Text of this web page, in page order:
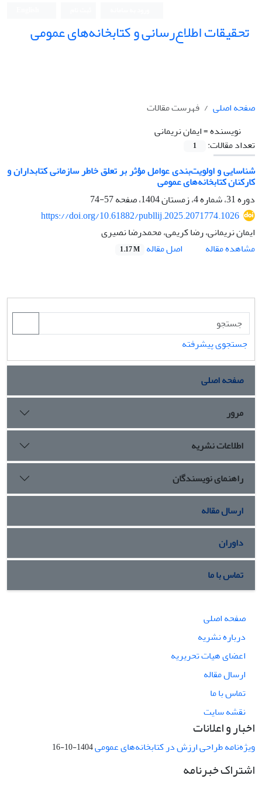
تحقیقات اطلاع‌رسانی و کتابخانه‌های عمومی
صفحه اصلی
فهرست مقالات
نویسنده =ایمان نریمانی
تعداد مقالات:
1
شناسایی و اولویت‌بندی عوامل مؤثر بر تعلق خاطر سازمانی کتابداران و
کارکنان کتابخانه‌های عمومی
دوره 31، شماره 4، زمستان 1404، صفحه
57-74
https://doi.org/10.61882/publlij.2025.2071774.1026
ایمان نریمانی، رضا کریمی، محمدرضا نصیری
مشاهده مقاله
اصل مقاله 1.17 M
جستجوی پیشرفته
صفحه اصلی
مرور
اطلاعات نشریه
راهنمای نویسندگان
ارسال مقاله
داوران
تماس با ما
صفحه اصلی
درباره نشریه
اعضای هیات تحریریه
ارسال مقاله
تماس با ما
نقشه سایت
اخبار و اعلانات
ویژه‌نامه طراحی ارزش در کتابخانه‌های عمومی1404-10-16
اشتراک خبرنامه